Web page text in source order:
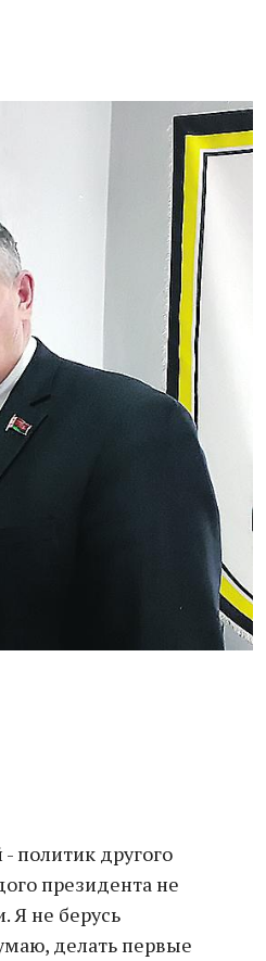
политик другого
президента не
Я не берусь
делать первые